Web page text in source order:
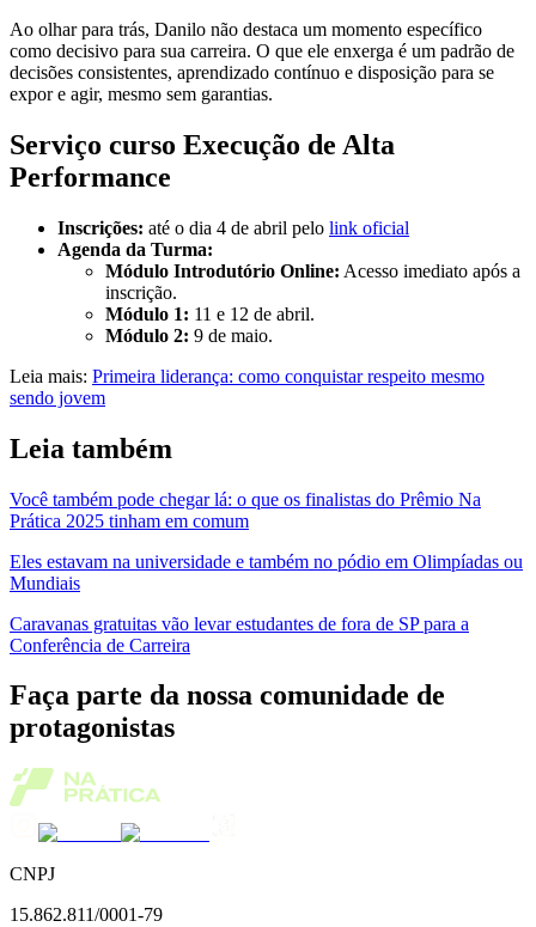
Ao olhar para trás, Danilo não destaca um momento específico
como decisivo para sua carreira. O que ele enxerga é um padrão de
decisões consistentes, aprendizado contínuo e disposição para se
expor e agir, mesmo sem garantias.
Serviço curso Execução de Alta
Performance
Inscrições: até o dia 4 de abril pelo link oficial
Agenda da Turma:
Módulo Introdutório Online: Acesso imediato após a
inscrição.
Módulo 1: 11 e 12 de abril.
Módulo 2: 9 de maio.
Leia mais: Primeira liderança: como conquistar respeito mesmo
sendo jovem
Leia também
Você também pode chegar lá: o que os finalistas do Prêmio Na
Prática 2025 tinham em comum
Eles estavam na universidade e também no pódio em Olimpíadas ou
Mundiais
Caravanas gratuitas vão levar estudantes de fora de SP para a
Conferência de Carreira
Faça parte da nossa comunidade de
protagonistas
CNPJ
15.862.811/0001-79